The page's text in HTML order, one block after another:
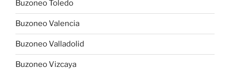
Buzoneo Toledo
Buzoneo Valencia
Buzoneo Valladolid
Buzoneo Vizcaya